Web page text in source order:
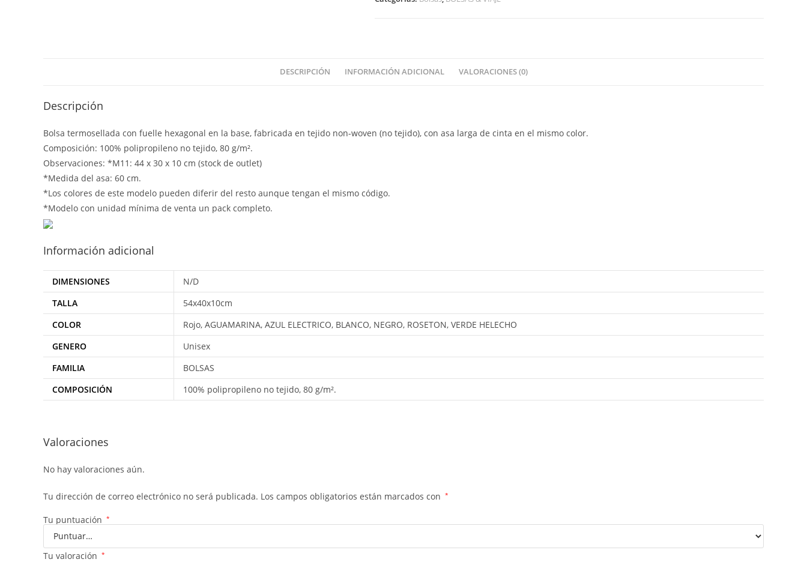
DESCRIPCIÓN INFORMACIÓN ADICIONAL VALORACIONES (0)
Descripción
Bolsa termosellada con fuelle hexagonal en la base, fabricada en tejido non-woven (no tejido), con asa larga de cinta en el mismo color.
Composición: 100% polipropileno no tejido, 80 g/m².
Observaciones: *M11: 44 x 30 x 10 cm (stock de outlet)
*Medida del asa: 60 cm.
*Los colores de este modelo pueden diferir del resto aunque tengan el mismo código.
*Modelo con unidad mínima de venta un pack completo.
Información adicional
DIMENSIONES
N/D
TALLA
54x40x10cm
COLOR
Rojo, AGUAMARINA, AZUL ELECTRICO, BLANCO, NEGRO, ROSETON, VERDE HELECHO
GENERO
Unisex
FAMILIA
BOLSAS
COMPOSICIÓN
100% polipropileno no tejido, 80 g/m².
Valoraciones
No hay valoraciones aún.
Tu dirección de correo electrónico no será publicada. Los campos obligatorios están marcados con *
Tu puntuación *
Tu valoración *